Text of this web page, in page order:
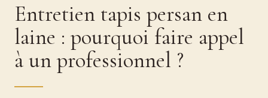
Entretien tapis persan en
laine : pourquoi faire appel
à un professionnel ?